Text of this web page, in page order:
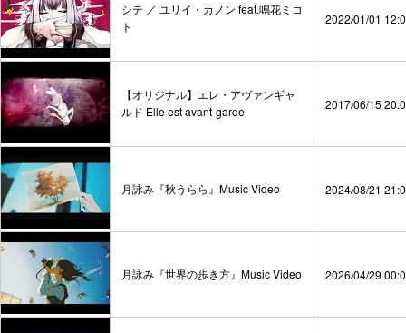
シテ ／ ユリイ・カノン feat.鳴花ミコ
ト
2022/01/01
【オリジナル】エレ・アヴァンギャ
ルド Elle est avant-garde
2017/06/15
月詠み『秋うらら』Music Video 2024/08/21
月詠み『世界の歩き方』Music Video 2026/04/29